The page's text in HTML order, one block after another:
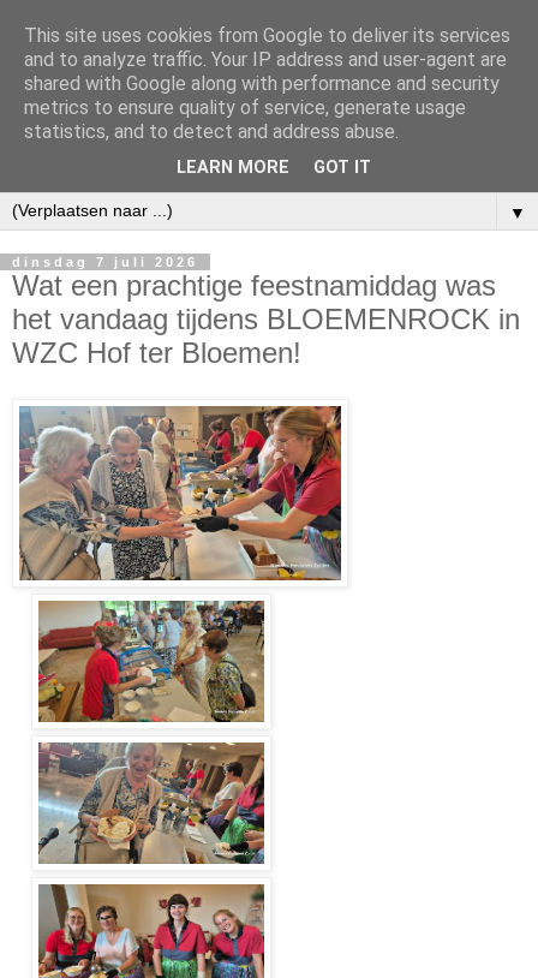
▼
dinsdag 7 juli 2026
Wat een prachtige feestnamiddag was
het vandaag tijdens BLOEMENROCK in
WZC Hof ter Bloemen!
This site uses cookies from Google to deliver its services
and to analyze traffic. Your IP address and user-agent are
shared with Google along with performance and security
metrics to ensure quality of service, generate usage
statistics, and to detect and address abuse.
LEARN MORE GOT IT